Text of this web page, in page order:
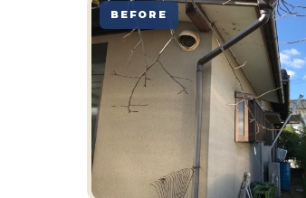
BEFORE